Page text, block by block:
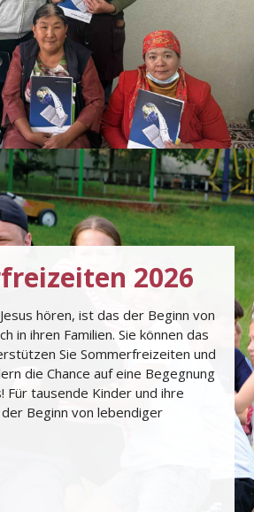
2026
hören, ist das der Beginn von
in ihren Familien. Sie können das
Sie Sommerfreizeiten und
die Chance auf eine Begegnung
Für tausende Kinder und ihre
der Beginn von lebendiger